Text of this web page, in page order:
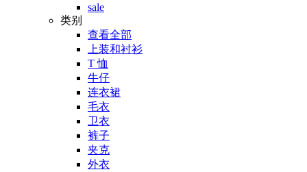
sale
类别
查看全部
上装和衬衫
T 恤
牛仔
连衣裙
毛衣
卫衣
裤子
夹克
外衣